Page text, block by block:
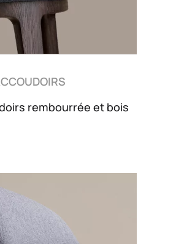
rembourrée et bois